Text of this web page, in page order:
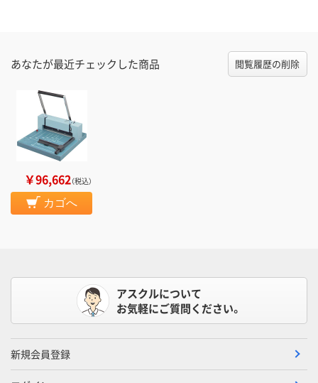
あなたが最近チェックした商品 閲覧履歴の削除
￥96,662（税込）
カゴへ
アスクルについて
お気軽にご質問ください。
新規会員登録